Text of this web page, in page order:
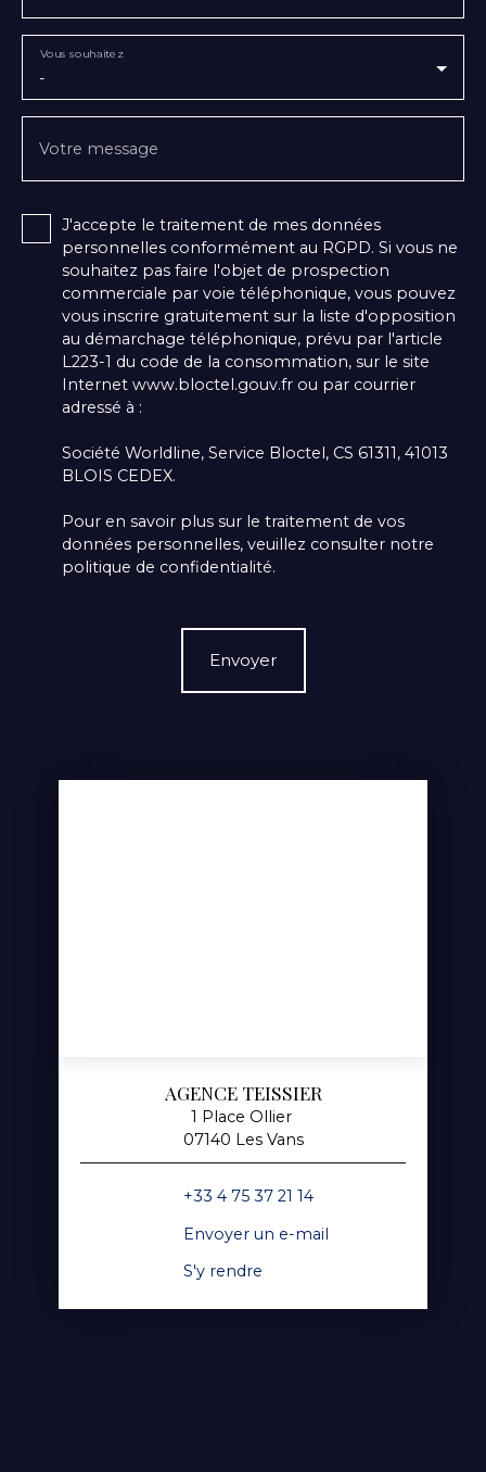
-
Vous souhaitez
Votre message
J'accepte le traitement de mes données
personnelles conformément au RGPD. Si vous ne
souhaitez pas faire l'objet de prospection
commerciale par voie téléphonique, vous pouvez
vous inscrire gratuitement sur la liste d'opposition
au démarchage téléphonique, prévu par l'article
L223-1 du code de la consommation, sur le site
Internet www.bloctel.gouv.fr ou par courrier
adressé à :
Société Worldline, Service Bloctel, CS 61311, 41013
BLOIS CEDEX.
Pour en savoir plus sur le traitement de vos
données personnelles, veuillez consulter notre
politique de confidentialité.
Envoyer
AGENCE TEISSIER
1 Place Ollier
07140 Les Vans
+33 4 75 37 21 14
Envoyer un e-mail
S'y rendre